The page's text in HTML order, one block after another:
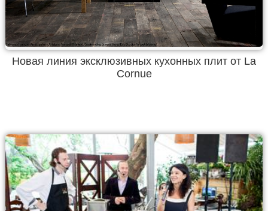
Новая линия эксклюзивных кухонных плит от La
Cornue